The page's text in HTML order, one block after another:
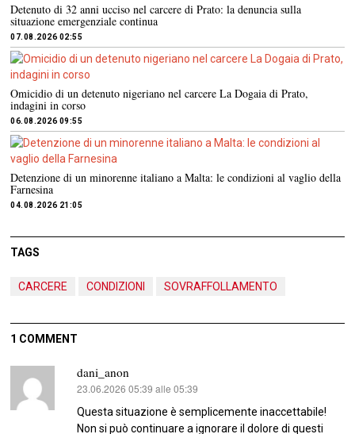
Detenuto di 32 anni ucciso nel carcere di Prato: la denuncia sulla
situazione emergenziale continua
07.08.2026 02:55
Omicidio di un detenuto nigeriano nel carcere La Dogaia di Prato,
indagini in corso
06.08.2026 09:55
Detenzione di un minorenne italiano a Malta: le condizioni al vaglio della
Farnesina
04.08.2026 21:05
TAGS
CARCERE CONDIZIONI SOVRAFFOLLAMENTO
1 COMMENT
dani_anon
ha
detto:
23.06.2026 05:39 alle 05:39
Questa situazione è semplicemente inaccettabile!
Non si può continuare a ignorare il dolore di questi